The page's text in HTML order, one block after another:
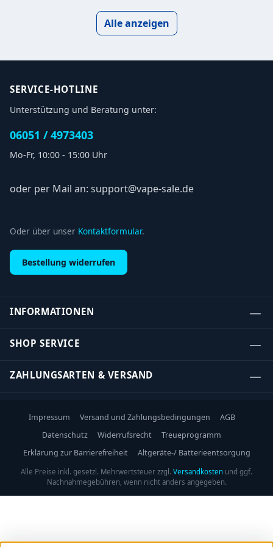
Alle anzeigen
SERVICE-HOTLINE
Unterstützung und Beratung unter:
06051 / 4973403
Mo-Fr, 10:00 - 15:00 Uhr
oder per Mail an: support@vape-sale.de
Oder über unser Kontaktformular.
Bestellung widerrufen
INFORMATIONEN
SHOP SERVICE
ZAHLUNGSARTEN & VERSAND
Impressum Versand und Zahlungsbedingungen
AGB
Datenschutz
Widerrufsrecht
Treueprogramm
Erklärung zur Barrierefreiheit
Altgeräte-/ Batterieentsorgung
Alle Preise inkl. gesetzl. Mehrwertsteuer zzgl. Versandkosten und ggf.
Nachnahmegebühren, wenn nicht anders angegeben.